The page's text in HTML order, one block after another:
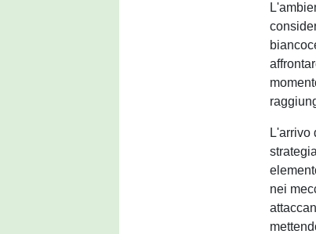
L'arrivo
nei